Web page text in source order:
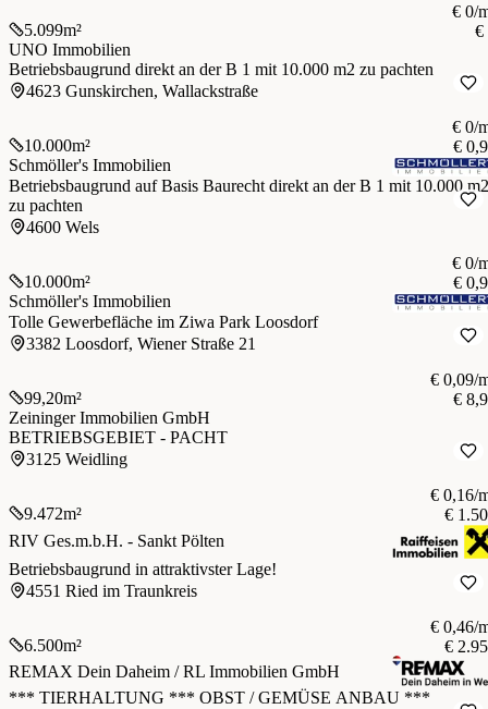
5.099m²
€ 0/
€
UNO Immobilien
Betriebsbaugrund direkt an der B 1 mit 10.000 m2 zu pachten
4623 Gunskirchen, Wallackstraße
10.000m²
€ 0/
€
Schmöller's Immobilien
Betriebsbaugrund auf Basis Baurecht direkt an der B 1 mit 10.000 m2
zu pachten
4600 Wels
10.000m²
€ 0/
€
Schmöller's Immobilien
Tolle Gewerbefläche im Ziwa Park Loosdorf
3382 Loosdorf, Wiener Straße 21
99,20m²
€ 0,09/
€
Zeininger Immobilien GmbH
BETRIEBSGEBIET - PACHT
3125 Weidling
9.472m²
€ 0,16/
€
RIV Ges.m.b.H. - Sankt Pölten
Betriebsbaugrund in attraktivster Lage!
4551 Ried im Traunkreis
6.500m²
€ 0,46/
€
REMAX Dein Daheim / RL Immobilien GmbH
*** TIERHALTUNG *** OBST / GEMÜSE ANBAU ***